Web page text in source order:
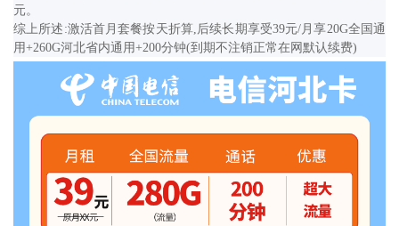
元。
综上所述:激活首月套餐按天折算,后续长期享受39元/月享20G全国通
用+260G河北省内通用+200分钟(到期不注销正常在网默认续费)